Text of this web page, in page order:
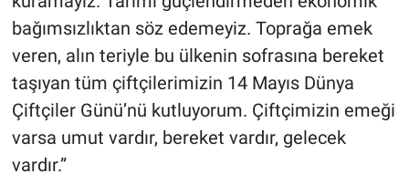
bağımsızlıktan söz edemeyiz. Toprağa emek
veren, alın teriyle bu ülkenin sofrasına bereket
taşıyan tüm çiftçilerimizin 14 Mayıs Dünya
Çiftçiler Günü’nü kutluyorum. Çiftçimizin emeği
varsa umut vardır, bereket vardır, gelecek
vardır.”